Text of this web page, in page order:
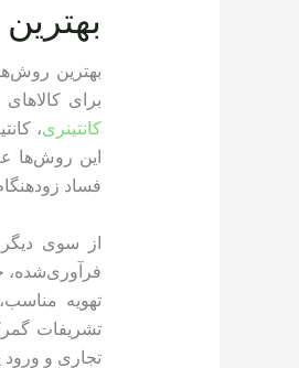
بهترین
برای
کانتینری،
این روش‌ها
فساد
از سوی
فرآوری‌شده،
تهویه
تشریفات
تجاری و ورود